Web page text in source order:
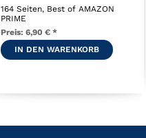
164 Seiten, Best of AMAZON
PRIME
Preis: 6,90 € *
IN DEN WARENKORB